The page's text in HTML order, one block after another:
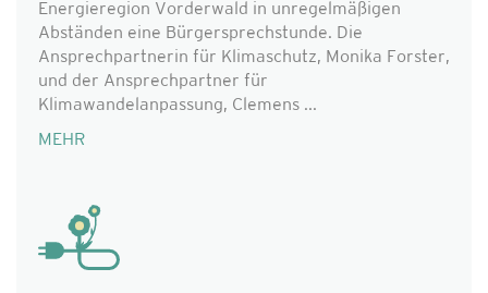
Energieregion Vorderwald in unregelmäßigen
Abständen eine Bürgersprechstunde. Die
Ansprechpartnerin für Klimaschutz, Monika Forster,
und der Ansprechpartner für
Klimawandelanpassung, Clemens ...
MEHR